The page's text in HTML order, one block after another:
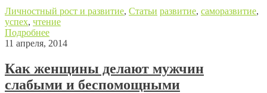
Личностный рост и развитие, Статьи развитие, саморазвитие,
успех, чтение
Подробнее
11 апреля, 2014
Как женщины делают мужчин
слабыми и беспомощными